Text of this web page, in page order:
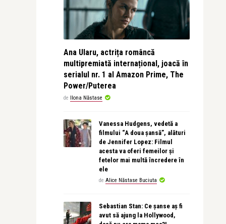
Ana Ularu, actrița româncă
multipremiată internațional, joacă în
serialul nr. 1 al Amazon Prime, The
Power/Puterea
de Ilona Năstase
Vanessa Hudgens, vedetă a
filmului “A doua șansă”, alături
de Jennifer Lopez: Filmul
acesta va oferi femeilor și
fetelor mai multă încredere în
ele
de Alice Năstase Buciuta
Sebastian Stan: Ce șanse aș fi
avut să ajung la Hollywood,